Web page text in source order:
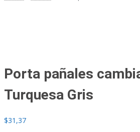
navigation
Porta pañales
Turquesa Gris
$31,37